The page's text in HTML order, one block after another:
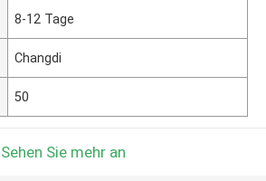
8-12 Tage
Changdi
50
Sehen Sie mehr an